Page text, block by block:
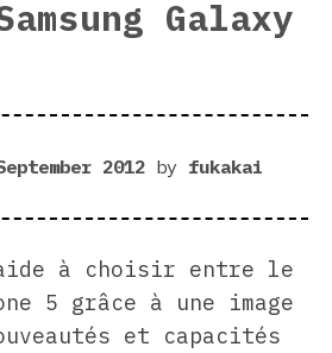
Galaxy
2012 by fukakai
aide à choisir entre le
5 grâce à une image
et capacités